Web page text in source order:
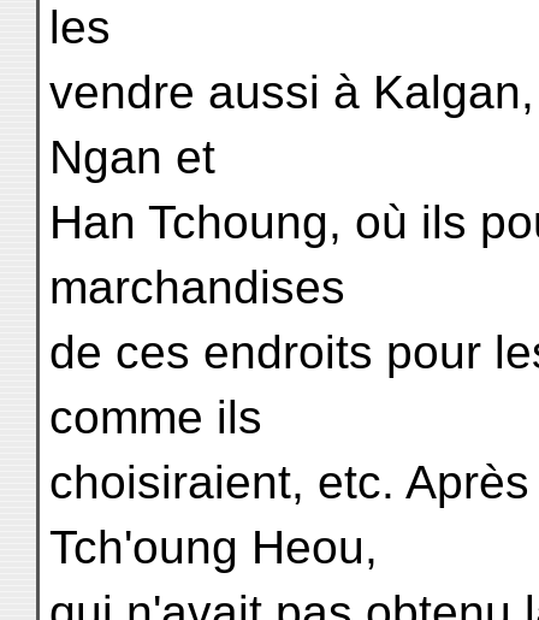
les
vendre aussi à
Ngan et
Han Tchoung, où ils
marchandises
de ces endroits pour
comme ils
choisiraient, etc.
Tch'oung Heou,